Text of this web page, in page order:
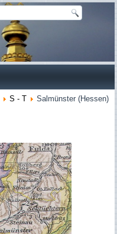
S - T Salmünster (Hessen)